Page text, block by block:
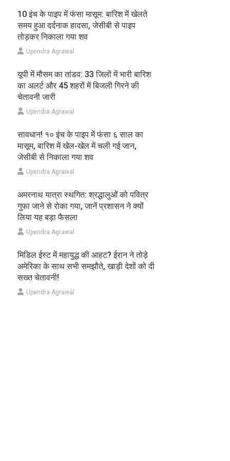
10 इंच के पाइप में फंसा मासूम: बारिश में खेलते
समय हुआ दर्दनाक हादसा, जेसीबी से पाइप
तोड़कर निकाला गया शव
Upendra Agrawal
यूपी में मौसम का तांडव: 33 जिलों में भारी बारिश
का अलर्ट और 45 शहरों में बिजली गिरने की
चेतावनी जारी
Upendra Agrawal
सावधान! १० इंच के पाइप में फंसा ६ साल का
मासूम, बारिश में खेल-खेल में चली गई जान,
जेसीबी से निकाला गया शव
Upendra Agrawal
अमरनाथ यात्रा स्थगित: श्रद्धालुओं को पवित्र
गुफा जाने से रोका गया, जानें प्रशासन ने क्यों
लिया यह बड़ा फैसला
Upendra Agrawal
मिडिल ईस्ट में महायुद्ध की आहट? ईरान ने तोड़े
अमेरिका के साथ सभी समझौते, खाड़ी देशों को दी
सख्त चेतावनी!
Upendra Agrawal